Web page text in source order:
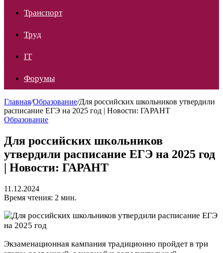
Транспорт
Труд
IT
Форумы
Главная/Образование/Для российских школьников утвердили
расписание ЕГЭ на 2025 год | Новости: ГАРАНТ
Образование
Для российских школьников
утвердили расписание ЕГЭ на 2025 год
| Новости: ГАРАНТ
11.12.2024
Время чтения: 2 мин.
Экзаменационная кампания традиционно пройдет в три